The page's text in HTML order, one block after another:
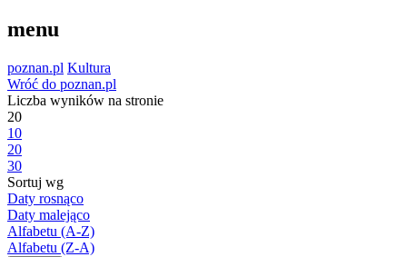
menu
poznan.pl Kultura
Wróć do poznan.pl
Liczba wyników na stronie
20
10
20
30
Sortuj wg
Daty rosnąco
Daty malejąco
Alfabetu (A-Z)
Alfabetu (Z-A)